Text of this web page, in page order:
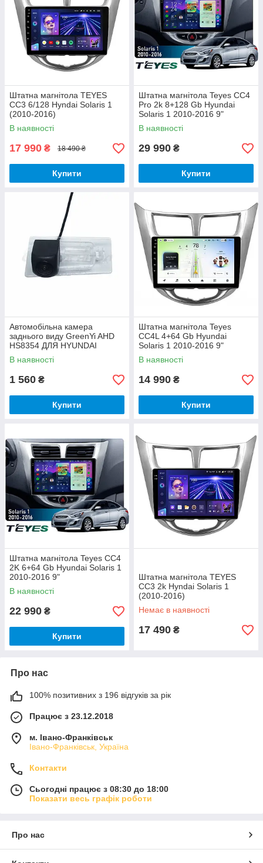
Штатна магнітола TEYES
CC3 6/128 Hyndai Solaris 1
(2010-2016)
В наявності
17 990 ₴ 18 490 ₴
Купити
Штатна магнітола Teyes CC4
Pro 2k 8+128 Gb Hyundai
Solaris 1 2010-2016 9"
В наявності
29 990 ₴
Купити
Автомобільна камера
заднього виду GreenYi AHD
HS8354 ДЛЯ HYUNDAI
ELANTRA AVANTE SOLARIS
В наявності
1 560 ₴
Купити
Штатна магнітола Teyes
CC4L 4+64 Gb Hyundai
Solaris 1 2010-2016 9"
В наявності
14 990 ₴
Купити
Штатна магнітола Teyes CC4
2K 6+64 Gb Hyundai Solaris 1
2010-2016 9"
В наявності
22 990 ₴
Купити
Штатна магнітола TEYES
CC3 2k Hyndai Solaris 1
(2010-2016)
Немає в наявності
17 490 ₴
Про нас
100% позитивних з 196 відгуків за рік
Працює з 23.12.2018
м. Івано-Франківськ
Івано-Франківськ, Україна
Контакти
Сьогодні працює з 08:30 до 18:00
Показати весь графік роботи
Про нас